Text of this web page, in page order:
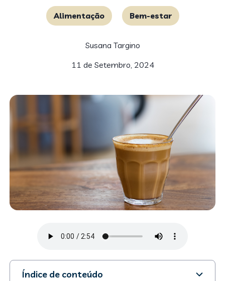
Alimentação Bem-estar
Susana Targino
11 de Setembro, 2024
Índice de conteúdo